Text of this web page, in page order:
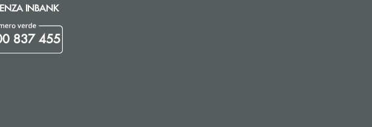
finestra
INBANK
837 455